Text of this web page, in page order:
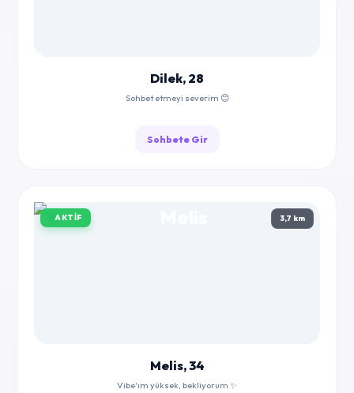
Dilek, 28
Sohbet etmeyi severim 😊
Sohbete Gir
AKTIF 3,7 km
Melis, 34
Vibe'ım yüksek, bekliyorum ✨